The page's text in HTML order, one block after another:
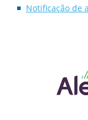
Notificação de